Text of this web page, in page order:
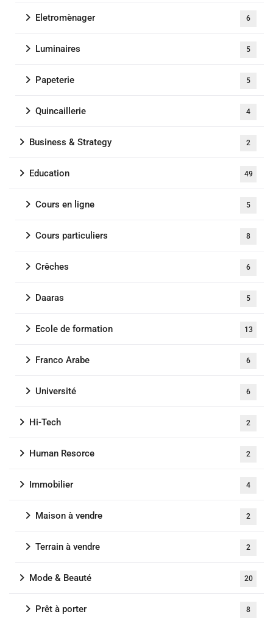
Eletromènager 6
Luminaires 5
Papeterie 5
Quincaillerie 4
Business & Strategy 2
Education 49
Cours en ligne 5
Cours particuliers 8
Crêches 6
Daaras 5
Ecole de formation 13
Franco Arabe 6
Université 6
Hi-Tech 2
Human Resorce 2
Immobilier 4
Maison à vendre 2
Terrain à vendre 2
Mode & Beauté 20
Prêt à porter 8